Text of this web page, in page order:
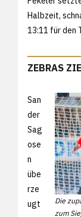
Halbzeit,
13:11 für den
ZEBRAS
Die
zum
San
der
Sag
ose
n
übe
rze
ugt